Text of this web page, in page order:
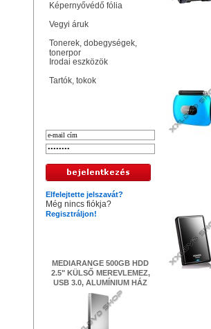
Képernyővédő fólia
Vegyi áruk
Tonerek, dobegységek,
tonerpor
Irodai eszközök
Tartók, tokok
Elfelejtette jelszavát?
Még nincs fiókja?
Regisztráljon!
MEDIARANGE 500GB HDD
2.5" KÜLSŐ MEREVLEMEZ,
USB 3.0, ALUMÍNIUM HÁZ